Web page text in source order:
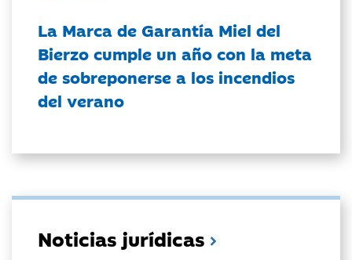
La Marca de Garantía Miel del
Bierzo cumple un año con la meta
de sobreponerse a los incendios
del verano
Noticias jurídicas